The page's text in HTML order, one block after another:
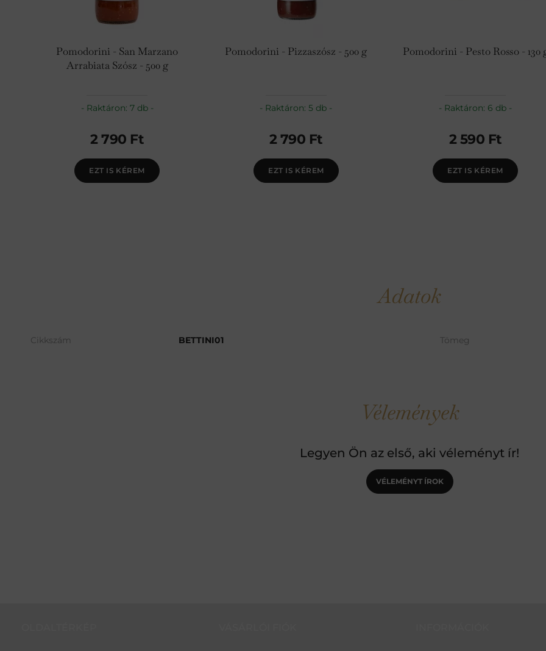
Pomodorini - San Marzano
Arrabiata Szósz - 500 g
Raktáron: 7 db
2 790 Ft
EZT IS KÉREM
Pomodorini - Pizzaszósz - 500 g
Raktáron: 5 db
2 790 Ft
EZT IS KÉREM
Pomodorini - Pesto Rosso - 130
Raktáron: 6 db
2 590 Ft
EZT IS KÉREM
Adatok
Cikkszám BETTINI01 Tömeg
Vélemények
Legyen Ön az első, aki véleményt ír!
VÉLEMÉNYT ÍROK